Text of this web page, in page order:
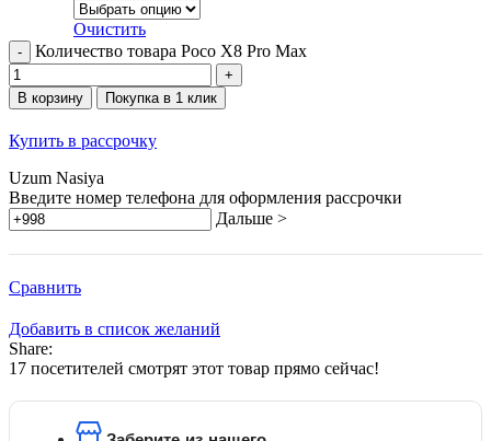
Очистить
Количество товара Poco X8 Pro Max
В корзину Покупка в 1 клик
Купить в рассрочку
Uzum Nasiya
Введите номер телефона для оформления рассрочки
Дальше >
Сравнить
Добавить в список желаний
Share:
17 посетителей смотрят этот товар прямо сейчас!